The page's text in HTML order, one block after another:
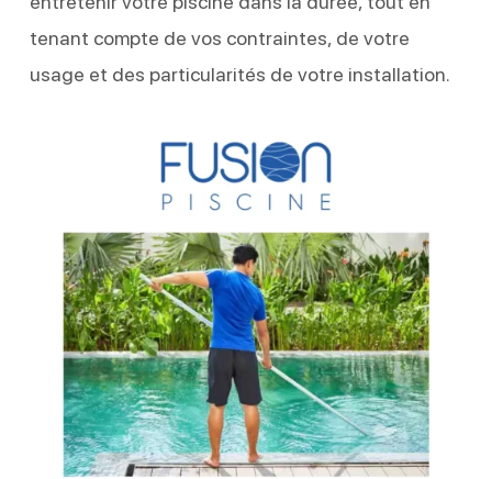
tenant compte de vos contraintes, de votre
usage et des particularités de votre installation.